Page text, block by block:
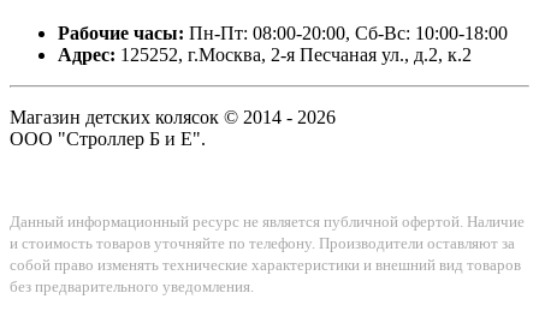
Рабочие часы: Пн-Пт: 08:00-20:00, Сб-Вс: 10:00-18:00
Адрес: 125252, г.Москва, 2-я Песчаная ул., д.2, к.2
Магазин детских колясок © 2014 - 2026
ООО "Строллер Б и Е".
Данный информационный ресурс не является публичной офертой. Наличие
и стоимость товаров уточняйте по телефону. Производители оставляют за
собой право изменять технические характеристики и внешний вид товаров
без предварительного уведомления.